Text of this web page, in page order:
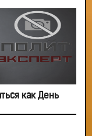
как День